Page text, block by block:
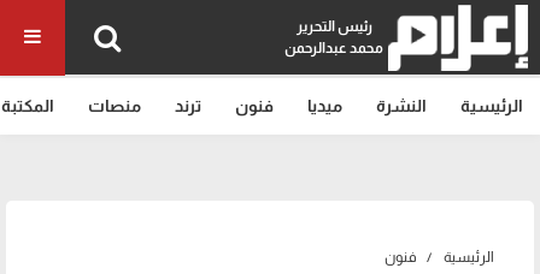
رئيس التحرير
محمد عبدالرحمن
الرئيسية النشرة ميديا فنون ترند منصات المكتبة
الرئيسية فنون